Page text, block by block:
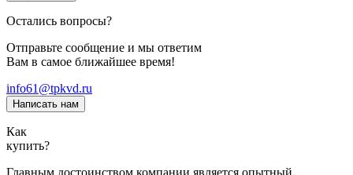
Остались вопросы?
Отправьте сообщение и мы ответим
Вам в самое ближайшее время!
info61@tpkvd.ru
Написать нам
Как
купить?